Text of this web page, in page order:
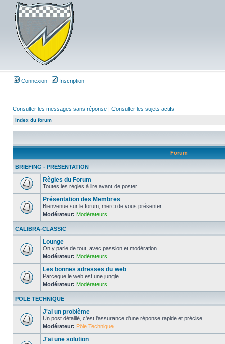
Connexion Inscription
Consulter les messages sans réponse | Consulter les sujets actifs
Index du forum
Forum
BRIEFING - PRESENTATION
Règles du Forum
Toutes les règles à lire avant de poster
Présentation des Membres
Bienvenue sur le forum, merci de vous présenter
Modérateur: Modérateurs
CALIBRA-CLASSIC
Lounge
On y parle de tout, avec passion et modération...
Modérateur: Modérateurs
Les bonnes adresses du web
Parceque le web est une jungle...
Modérateur: Modérateurs
POLE TECHNIQUE
J'ai un problème
Un post détaillé, c'est l'assurance d'une réponse rapide et précise...
Modérateur: Pôle Technique
J'ai une solution